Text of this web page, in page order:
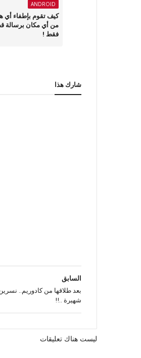
ANDROID
كيف تقوم بإطفاء أي
فقط !
شارك هذا
السابق
بعد طلاقها من كادوريم..
شهيرة ..!!
ليست هناك تعليقات